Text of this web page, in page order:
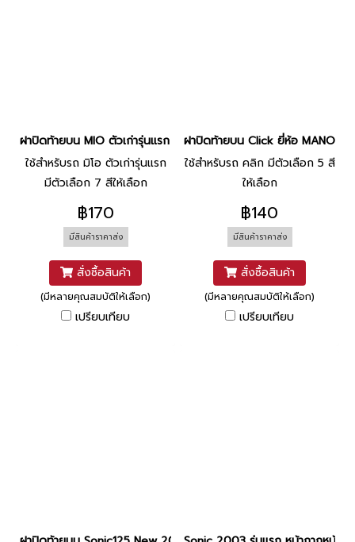
ฝาปิดท้ายบน MIO ตัวเก่ารุ่นแรก ยี่ห้อ MANOO
ใช้สำหรับรถ มิโอ ตัวเก่ารุ่นแรก
มีตัวเลือก 7 สีให้เลือก
฿170
มีสินค้าราคาส่ง
สั่งซื้อสินค้า
(มีหลายคุณสมบัติให้เลือก)
เปรียบเทียบ
ฝาปิดท้ายบน Click ยี่ห้อ MANOO
ใช้สำหรับรถ คลิก มีตัวเลือก 5 สี
ให้เลือก
฿140
มีสินค้าราคาส่ง
สั่งซื้อสินค้า
(มีหลายคุณสมบัติให้เลือก)
เปรียบเทียบ